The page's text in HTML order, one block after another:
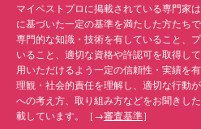
マイベストプロに掲載されている専門家
に基づいた一定の基準を満たした方たち
専門的な知識・技術を有していること、
いること、適切な資格や許認可を取得し
用いただけるよう一定の信頼性・実績を
理観・社会的責任を理解し、適切な行動
への考え方、取り組み方などをお聞きし
載しています。［→審査基準］